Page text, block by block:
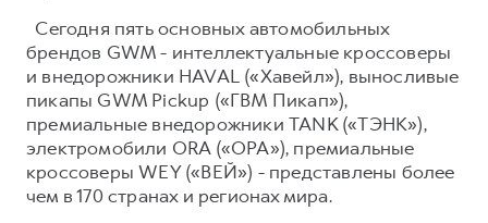
Сегодня пять основных автомобильных
брендов GWM - интеллектуальные кроссоверы
и внедорожники HAVAL («Хавейл»), выносливые
пикапы GWM Pickup («ГВМ Пикап»),
премиальные внедорожники TANK («ТЭНК»),
электромобили ORA («ОРА»), премиальные
кроссоверы WEY («ВЕЙ») - представлены более
чем в 170 странах и регионах мира.